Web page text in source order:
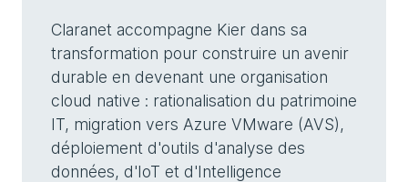
Claranet accompagne Kier dans sa
transformation pour construire un avenir
durable en devenant une organisation
cloud native : rationalisation du patrimoine
IT, migration vers Azure VMware (AVS),
déploiement d'outils d'analyse des
données, d'IoT et d'Intelligence